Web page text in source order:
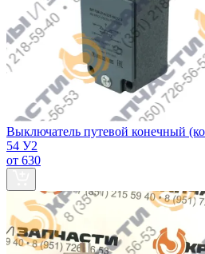
Выключатель путевой конечный
54 У2
от 630